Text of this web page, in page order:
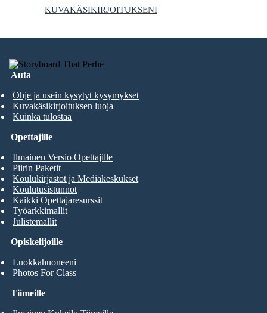
KUVAKÄSIKIRJOITUKSENI
Auta
Ohje ja usein kysytyt kysymykset
Kuvakäsikirjoituksen luoja
Kuinka tulostaa
Opiskelijoille
Luokkahuoneeni
Photos For Class
Opettajille
Ilmainen Versio Opettajille
Piirin Paketit
Koulukirjastot ja Mediakeskukset
Koulutusistunnot
Kaikki Opettajaresurssit
Työarkkimallit
Julistemallit
Tiimeille